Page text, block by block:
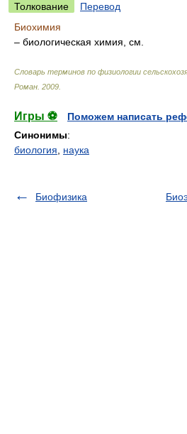
Толкование
Перевод
Биохимия
– биологическая химия, см.
Словарь терминов по физиологии
Роман 2009
Игры ⚽
Поможем написать
Синонимы:
биология
наука
Биофизика